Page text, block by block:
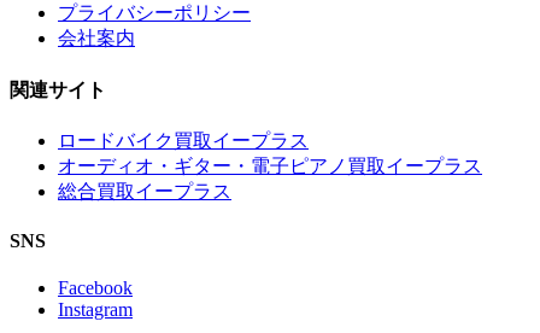
プライバシーポリシー
会社案内
関連サイト
ロードバイク買取イープラス
オーディオ・ギター・電子ピアノ買取イープラス
総合買取イープラス
SNS
Facebook
Instagram